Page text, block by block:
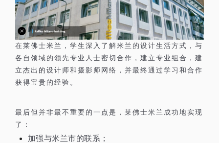
在莱佛士米兰，学生深入了解米兰的设计生活方式，与
各自领域的领先专业人士密切合作，建立专业组合，建
立杰出的设计师和摄影师网络，并最终通过学习和合作
获得宝贵的经验。
最后但并非最不重要的一点是，莱佛士米兰成功地实现
了：
加强与米兰市的联系；